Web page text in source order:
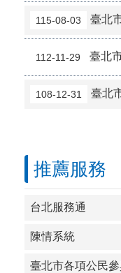
115-08-03 臺北市松
112-11-29 臺北
108-12-31 臺北
推薦服務
台北服務通
陳情系統
臺北市各項公民